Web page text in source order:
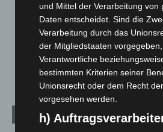
Menschen
Über uns
Veranstaltungen
Archiv
und Mittel der Verarbeitung von
Daten entscheidet. Sind die
Verarbeitung durch das
der Mitgliedstaaten
Verantwortliche
bestimmten Kriterien seiner
Unionsrecht oder dem Recht
vorgesehen werden.
h)